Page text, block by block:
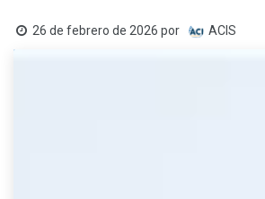
26 de febrero de 2026 por ACIS